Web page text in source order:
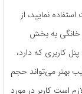
نمایید، از
خانگی به بخش
کاربری که دارد،
بهتر می‌تواند حجم
است کاربر در مورد